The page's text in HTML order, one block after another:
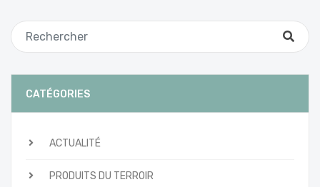
CATÉGORIES
ACTUALITÉ
PRODUITS DU TERROIR